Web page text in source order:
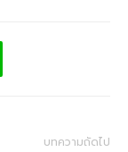
บทความถัดไป